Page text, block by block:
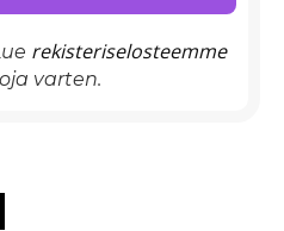
rekisteriselosteemme
varten.